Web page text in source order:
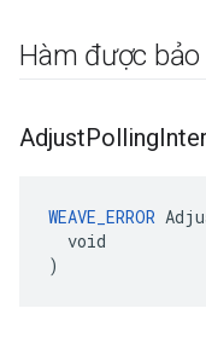
Hàm được bảo
AdjustPolling
WEAVE_ERROR
  void
)